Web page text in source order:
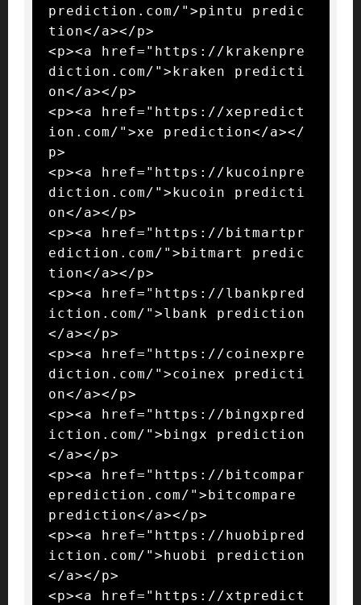
prediction.com/">pintu predic
tion</a></p>
<p><a href="https://krakenpre
diction.com/">kraken predicti
on</a></p>
<p><a href="https://xepredict
ion.com/">xe prediction</a></
p>
<p><a href="https://kucoinpre
diction.com/">kucoin predicti
on</a></p>
<p><a href="https://bitmartpr
ediction.com/">bitmart predic
tion</a></p>
<p><a href="https://lbankpred
iction.com/">lbank prediction
</a></p>
<p><a href="https://coinexpre
diction.com/">coinex predicti
on</a></p>
<p><a href="https://bingxpred
iction.com/">bingx prediction
</a></p>
<p><a href="https://bitcompar
eprediction.com/">bitcompare
prediction</a></p>
<p><a href="https://huobipred
iction.com/">huobi prediction
</a></p>
<p><a href="https://xtpredict